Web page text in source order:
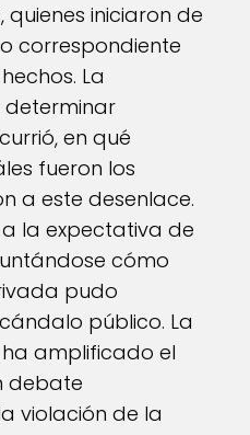
iniciaron de
correspondiente
La
determinar
en qué
fueron los
a este desenlace.
la expectativa de
cómo
pudo
público. La
amplificado el
debate
violación de la